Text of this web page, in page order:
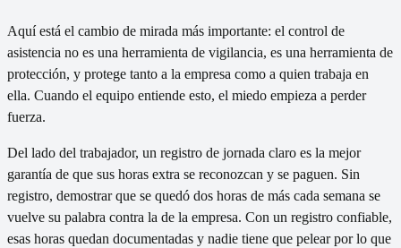
Aquí está el cambio de mirada más importante: el control de
asistencia no es una herramienta de vigilancia, es una herramienta de
protección, y protege tanto a la empresa como a quien trabaja en
ella. Cuando el equipo entiende esto, el miedo empieza a perder
fuerza.
Del lado del trabajador, un registro de jornada claro es la mejor
garantía de que sus horas extra se reconozcan y se paguen. Sin
registro, demostrar que se quedó dos horas de más cada semana se
vuelve su palabra contra la de la empresa. Con un registro confiable,
esas horas quedan documentadas y nadie tiene que pelear por lo que